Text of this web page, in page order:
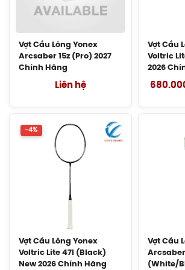
Chính Hãng
450.000đ
Balo Cầu Lông Yonex
Hãng
Cước Cầu Lông Victor
Hãng
Vợt Cầu Lông Lining
Marshal (Trắng) Chính
Giày Cầu Lông Yonex
Gen 2 (Purple) New
Vợt Cầu Lông Yonex
Arcsaber 15z (Pro) 2027
Chính Hãng
Liên hệ
Vợt Cầu
Voltric
2026
-4%
Vợt Cầu Lông Yonex
Voltric Lite 47I (Black)
New 2026 Chính Hãng
Vợt Cầu
(White/